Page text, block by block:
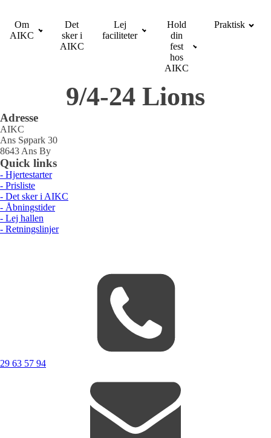
Om
AIKC
Det
sker i
AIKC
Lej
faciliteter
Hold
din
fest
hos
AIKC
Praktisk
9/4-24 Lions
Adresse
AIKC
Ans Søpark 30
8643 Ans By
Quick links
- Hjertestarter
- Prisliste
- Det sker i AIKC
- Åbningstider
- Lej hallen
- Retningslinjer
29 63 57 94